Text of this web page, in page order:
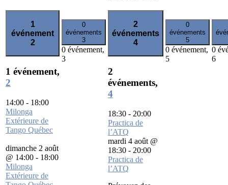
1
événement
2
1 événement,
2
14:00 - 18:00
Milonga
Extérieure de
Tango Québec
dimanche 2 août
@ 14:00 - 18:00
Milonga
Extérieure de
0
événements
3
0 événement,
3
2
événements
4
2
événements,
4
18:30 - 20:00
Practica de
l’ATQ
mardi 4 août @
18:30 - 20:00
Practica de
l’ATQ
0
événements
5
0 événement,
5
0
6